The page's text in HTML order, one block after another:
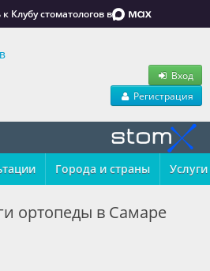
Клубу стоматологов в
Вход
Регистрация
Города и страны Услуги
ортопеды в Самаре